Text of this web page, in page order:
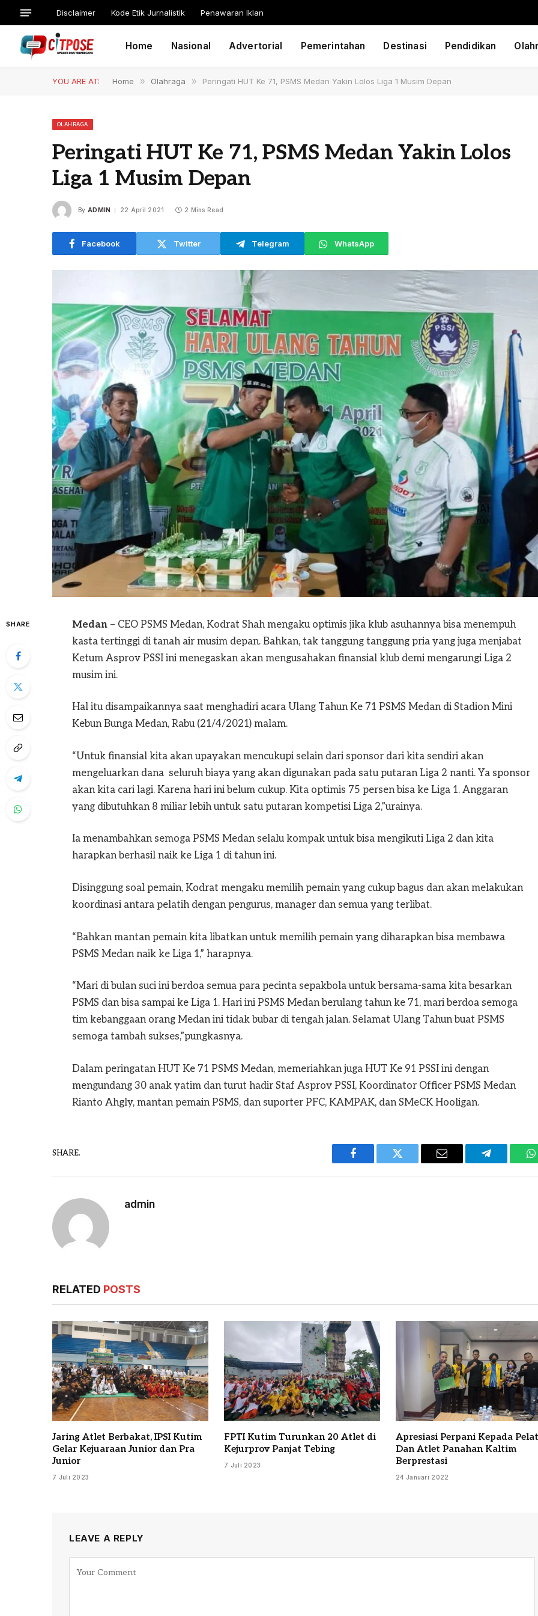
Disclaimer Kode Etik Jurnalistik Penawaran Iklan
Home Nasional Advertorial Pemerintahan Destinasi Pendidikan
YOU ARE AT: Home » Olahraga » Peringati HUT Ke 71, PSMS Medan Yakin Lolos Liga 1 Musim Depan
OLAHRAGA
Peringati HUT Ke 71, PSMS Medan Yakin Lolos
Liga 1 Musim Depan
By ADMIN 22 April 2021 2 Mins Read
Facebook Twitter Telegram WhatsApp
SHARE Medan– CEO PSMS Medan, Kodrat Shah mengaku optimis jika klub asuhannya bisa menempuh
kasta tertinggi di tanah air musim depan. Bahkan, tak tanggung tanggung pria yang juga menjabat
Ketum Asprov PSSI ini menegaskan akan mengusahakan finansial klub demi mengarungi Liga 2
musim ini.
Hal itu disampaikannya saat menghadiri acara Ulang Tahun Ke 71 PSMS Medan di Stadion Mini
Kebun Bunga Medan, Rabu (21/4/2021) malam.
“Untuk finansial kita akan upayakan mencukupi selain dari sponsor dari kita sendiri akan
mengeluarkan dana seluruh biaya yang akan digunakan pada satu putaran Liga 2 nanti. Ya sponsor
akan kita cari lagi. Karena hari ini belum cukup. Kita optimis 75 persen bisa ke Liga 1. Anggaran
yang dibutuhkan 8 miliar lebih untuk satu putaran kompetisi Liga 2,”urainya.
Ia menambahkan semoga PSMS Medan selalu kompak untuk bisa mengikuti Liga 2 dan kita
harapkan berhasil naik ke Liga 1 di tahun ini.
Disinggung soal pemain, Kodrat mengaku memilih pemain yang cukup bagus dan akan melakukan
koordinasi antara pelatih dengan pengurus, manager dan semua yang terlibat.
“Bahkan mantan pemain kita libatkan untuk memilih pemain yang diharapkan bisa membawa
PSMS Medan naik ke Liga 1,” harapnya.
“Mari di bulan suci ini berdoa semua para pecinta sepakbola untuk bersama-sama kita besarkan
PSMS dan bisa sampai ke Liga 1. Hari ini PSMS Medan berulang tahun ke 71, mari berdoa semoga
tim kebanggaan orang Medan ini tidak bubar di tengah jalan. Selamat Ulang Tahun buat PSMS
semoga tambah sukses,”pungkasnya.
Dalam peringatan HUT Ke 71 PSMS Medan, memeriahkan juga HUT Ke 91 PSSI ini dengan
mengundang 30 anak yatim dan turut hadir Staf Asprov PSSI, Koordinator Officer PSMS Medan
Rianto Ahgly, mantan pemain PSMS, dan suporter PFC, KAMPAK, dan SMeCK Hooligan.
SHARE.
Facebook Twitter Email Telegram
admin
RELATED POSTS
Jaring Atlet Berbakat, IPSI Kutim
Gelar Kejuaraan Junior dan Pra
Junior
7 Juli 2023
FPTI Kutim Turunkan 20 Atlet di
Kejurprov Panjat Tebing
7 Juli 2023
Apresiasi Perpani Kepada
Dan Atlet Panahan Kaltim
Berprestasi
24 Januari 2022
LEAVE A REPLY